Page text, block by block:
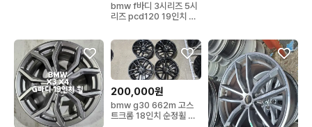
bmw f바디 3시리즈 5시
리즈 pcd120 19인치 사
200,000원
bmw g30 662m 고스
트크롬 18인치 순정휠 대